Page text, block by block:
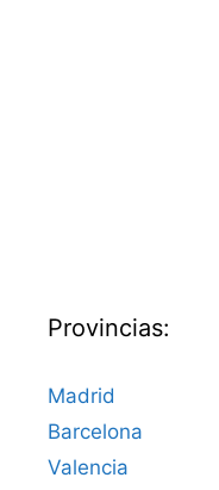
Provincias:
Madrid
Barcelona
Valencia